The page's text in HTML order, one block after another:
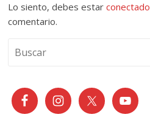
Lo siento, debes estarconectado
comentario.